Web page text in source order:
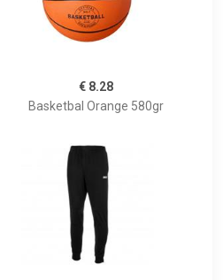
€ 8.28
Basketbal Orange 580gr